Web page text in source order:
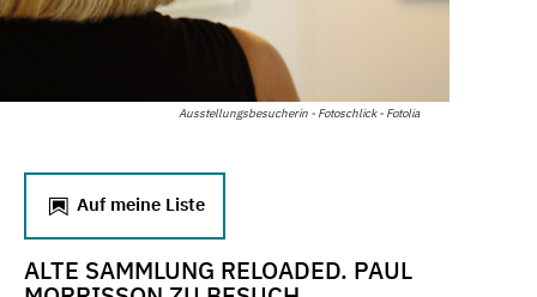
Ausstellungsbesucherin - Fotoschlick - Fotolia
Auf meine Liste
ALTE SAMMLUNG RELOADED. PAUL